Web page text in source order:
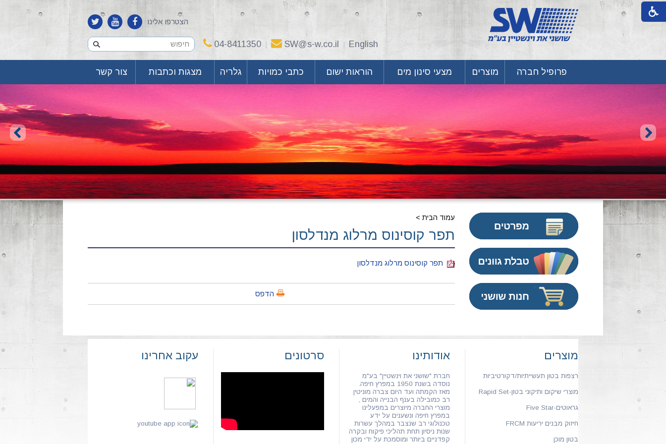
הצטרפו אלינו
04-8411350 | SW@s-w.co.il | English
פרופיל חברה מוצרים מצעי סינון מים הוראות ישום כתבי כמויות גלריה מצגות וכתבות צור קשר
עמוד הבית >
תפר קוסינוס מרלוג מנדלסון
תפר קוסינוס מרלוג מנדלסון
הדפס
מוצרים
רצפות בטון תעשייתיות/דקורטיביות
מוצרי שיקום ותיקוני בטון-Rapid Set
גראוטים-Five Star
חיזוק מבנים יריעות FRCM
בטון מוכן
אודותינו
חברת "שושני את וינשטיין" בע"מ
נוסדה בשנת 1950 במפרץ חיפה.
מאז הקמתה ועד היום צברה מוניטין
רב כמובילה בענף הבנייה והמים ,
מוצרי החברה מיוצרים במפעלינו
במפרץ חיפה ונשענים על ידע
טכנולוגי רב שנצבר במהלך עשרות
שנות ניסיון תחת תהליכי פיקוח ובקרה
קפדניים ביותר ומוסמכת על ידי מכון
סרטונים עקוב אחרינו